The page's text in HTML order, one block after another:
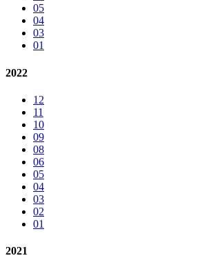
05
04
03
01
2022
12
11
10
09
08
06
05
04
03
02
01
2021